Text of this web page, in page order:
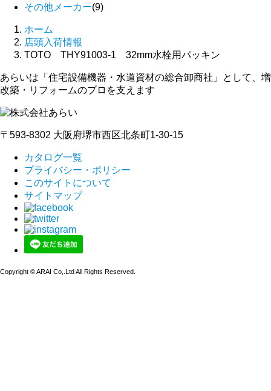
その他メーカー(9)
ホーム
店頭入荷情報
TOTO THY91003-1 32mm水栓用パッキン
あらいは「住宅設備機器・水道資材の総合卸商社」として、増
改築・リフォームのプロを支えます
〒593-8302 大阪府堺市西区北条町1-30-15
カタログ一覧
プライバシー・ポリシー
このサイトについて
サイトマップ
Copyright © ARAI Co,.Ltd All Rights Reserved.